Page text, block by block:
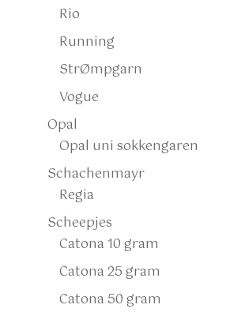
Rio
Running
StrØmpgarn
Vogue
Opal
Opal uni sokkengaren
Schachenmayr
Regia
Scheepjes
Catona 10 gram
Catona 25 gram
Catona 50 gram